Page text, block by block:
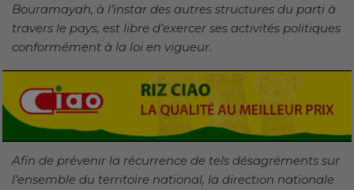
Bouramayah, à l’instar des autres structures du parti à
travers le pays, est libre d’exercer ses activités politiques
conformément à la loi en vigueur.
Afin de prévenir la récurrence de tels désagréments sur
l’ensemble du territoire national, la direction nationale